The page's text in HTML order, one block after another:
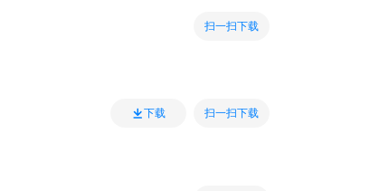
扫一扫下载
下载 扫一扫下载